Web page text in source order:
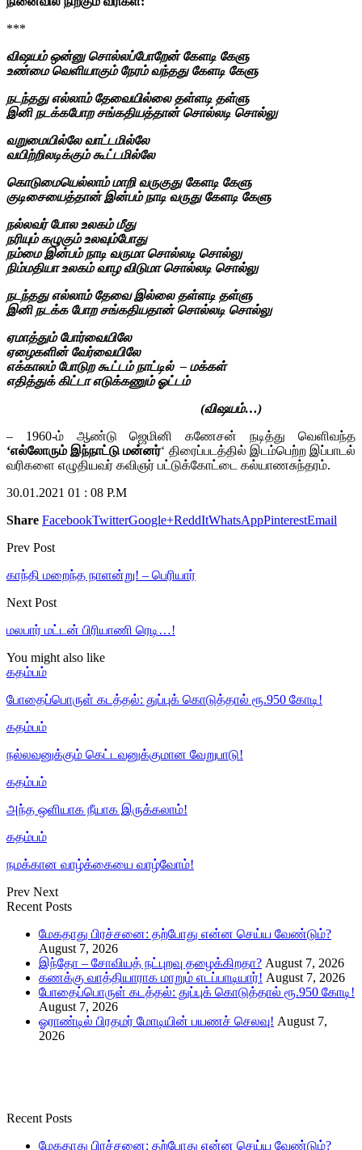
***
விஷயம் ஒன்னு சொல்லப்போறேன் கேளடி கேளு
உண்மை வெளியாகும் நேரம் வந்தது கேளடி கேளு
நடந்தது எல்லாம் தேவையில்லை தள்ளடி தள்ளு
இனி நடக்கபோற சங்கதியத்தான் சொல்லடி சொல்லு
வறுமையில்லே வாட்டமில்லே
வயிற்றிலடிக்கும் கூட்டமில்லே
கொடுமையெல்லாம் மாறி வருகுது கேளடி கேளு
குடிசையைத்தான் இன்பம் நாடி வருது கேளடி கேளு
நல்லவர் போல உலகம் மீது
நரியும் கழுகும் உலவும்போது
நம்மை இன்பம் நாடி வருமா சொல்லடி சொல்லு
நிம்மதியா உலகம் வாழ விடுமா சொல்லடி சொல்லு
நடந்தது எல்லாம் தேவை இல்லை தள்ளடி தள்ளு
இனி நடக்க போற சங்கதியதான் சொல்லடி சொல்லு
ஏமாத்தும் போர்வையிலே
ஏழைகளின் வேர்வையிலே
எக்காலம் போடுற கூட்டம் நாட்டில் – மக்கள்
எதித்துக் கிட்டா எடுக்கணும் ஓட்டம்
(விஷயம்…)
– 1960-ம் ஆண்டு ஜெமினி கணேசன் நடித்து வெளிவந்த
‘எல்லோரும் இந்நாட்டு மன்னர்‘ திரைப்படத்தில் இடம்பெற்ற இப்பாடல்
வரிகளை எழுதியவர் கவிஞர் பட்டுக்கோட்டை கல்யாணசுந்தரம்.
30.01.2021 01 : 08 P.M
Share FacebookTwitterGoogle+ReddItWhatsAppPinterestEmail
Prev Post
காந்தி மறைந்த நாளன்று! – பெரியார்
Next Post
மலபார் மட்டன் பிரியாணி ரெடி…!
You might also like
கதம்பம்
போதைப்பொருள் கடத்தல்: துப்புக் கொடுத்தால் ரூ.950 கோடி!
கதம்பம்
நல்லவனுக்கும் கெட்டவனுக்குமான வேறுபாடு!
கதம்பம்
அந்த ஒளியாக நீயாக இருக்கலாம்!
கதம்பம்
நமக்கான வாழ்க்கையை வாழ்வோம்!
Prev Next
Recent Posts
மேகதாது பிரச்சனை: தற்போது என்ன செய்ய வேண்டும்?
August 7, 2026
இந்தோ – சோவியத் நட்புறவு தழைக்கிறதா? August 7, 2026
கணக்கு வாத்தியாராக மாறும் எடப்பாடியார்! August 7, 2026
போதைப்பொருள் கடத்தல்: துப்புக் கொடுத்தால் ரூ.950 கோடி!
August 7, 2026
ஓராண்டில் பிரதமர் மோடியின் பயணச் செலவு! August 7,
2026
Recent Posts
மேகதாது பிரச்சனை: தற்போது என்ன செய்ய வேண்டும்?